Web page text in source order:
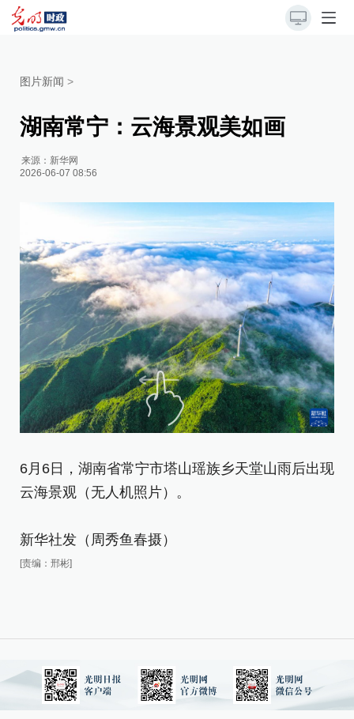
图片新闻 >
湖南常宁：云海景观美如画
来源： 新华网
2026-06-07 08:56
6月6日，湖南省常宁市塔山瑶族乡天堂山雨后出现
云海景观（无人机照片）。
新华社发（周秀鱼春摄）
[责编：邢彬]